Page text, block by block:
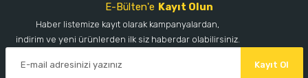
E-Bülten'e Kayıt Olun
Haber listemize kayıt olarak kampanyalardan,
indirim ve yeni ürünlerden ilk siz haberdar olabilirsiniz.
Kayıt Ol